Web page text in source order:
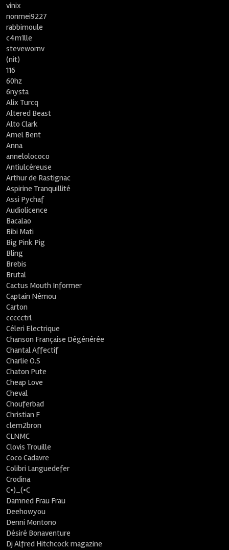
vinix
nonmei9227
rabbimoule
c4m1lle
stevewornv
(nit)
116
60hz
6nysta
Alix Turcq
Altered Beast
Alto Clark
Amel Bent
Anna
annelolococo
Antiulcéreuse
Arthur de Rastignac
Aspirine Tranquillité
Assi Pychaf
Audiolicence
Bacalao
Bibi Mati
Big Pink Pig
Bling
Brebis
Brutal
Cactus Mouth Informer
Captain Némou
Carton
ccccctrl
Céleri Electrique
Chanson Française Dégénérée
Chantal Affectif
Charlie O.S
Chaton Pute
Cheap Love
Cheval
Chouferbad
Christian F
clem2bron
CLNMC
Clovis Trouille
Coco Cadavre
Colibri Languedefer
Crodina
C•)_(•C
Damned Frau Frau
Deehowyou
Denni Montono
Désiré Bonaventure
Dj Alfred Hitchcock magazine